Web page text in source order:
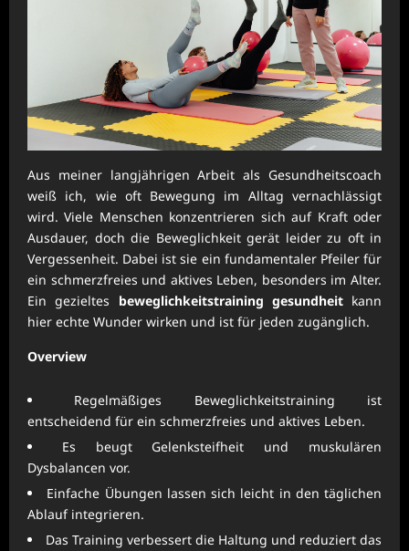
Aus meiner langjährigen Arbeit als Gesundheitscoach
weiß ich, wie oft Bewegung im Alltag vernachlässigt
wird. Viele Menschen konzentrieren sich auf Kraft oder
Ausdauer, doch die Beweglichkeit gerät leider zu oft in
Vergessenheit. Dabei ist sie ein fundamentaler Pfeiler für
ein schmerzfreies und aktives Leben, besonders im Alter.
Ein gezieltes beweglichkeitstraining gesundheitkann
hier echte Wunder wirken und ist für jeden zugänglich.
Overview
Regelmäßiges Beweglichkeitstraining ist
entscheidend für ein schmerzfreies und aktives Leben.
Es beugt Gelenksteifheit und muskulären
Dysbalancen vor.
Einfache Übungen lassen sich leicht in den täglichen
Ablauf integrieren.
Das Training verbessert die Haltung und reduziert das